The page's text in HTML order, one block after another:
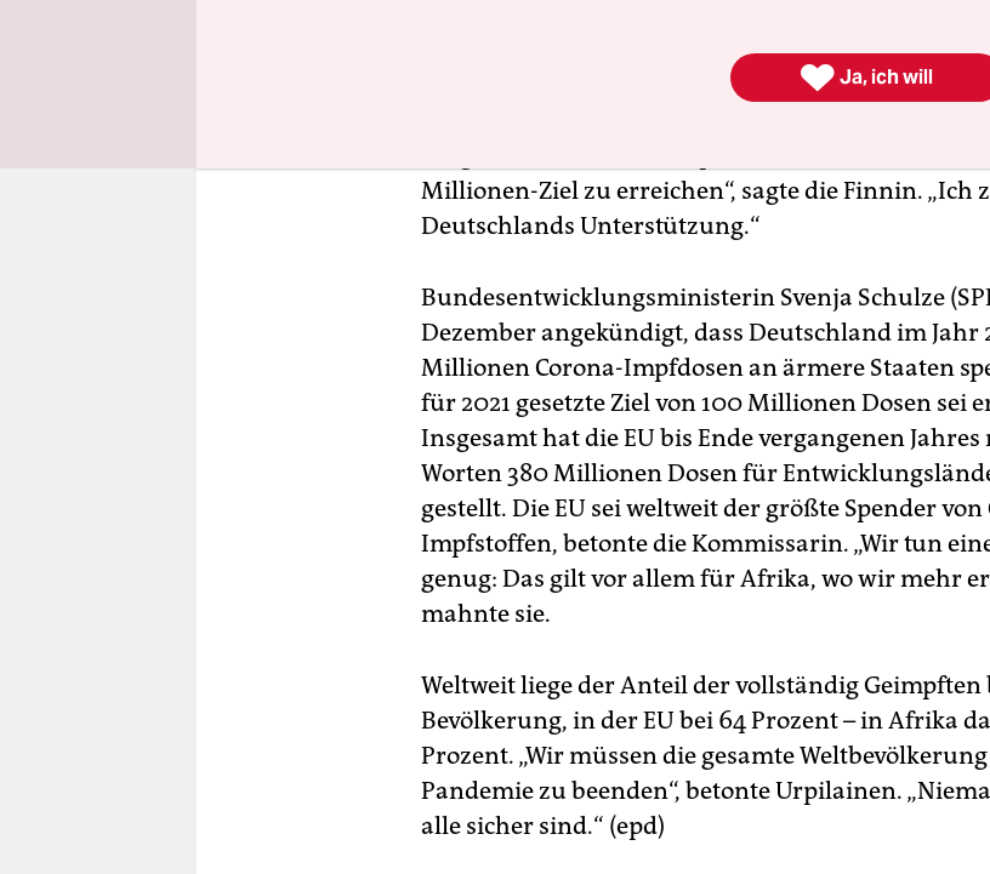
Entwicklungsländer geliefert haben, sagte die
internationale Partnerschaften, Jutta Urpilainen,
Millionen-Ziel zu erreichen“, sagte die Finnin. „Ich
Deutschlands Unterstützung.“
Bundesentwicklungsministerin Svenja Schulze
Dezember angekündigt, dass Deutschland im Jahr
Millionen Corona-Impfdosen an ärmere Staaten
für 2021 gesetzte Ziel von 100 Millionen Dosen sei
Insgesamt hat die EU bis Ende vergangenen
Worten 380 Millionen Dosen für
gestellt. Die EU sei weltweit der größte Spender von
Impfstoffen, betonte die Kommissarin. „Wir tun
genug: Das gilt vor allem für Afrika, wo wir mehr
mahnte sie.
Weltweit liege der Anteil der vollständig Geimpften
Bevölkerung, in der EU bei 64 Prozent – in Afrika
Prozent. „Wir müssen die gesamte
Pandemie zu beenden“, betonte Urpilainen.
alle sicher sind.“ (epd)
 Ja, ich will